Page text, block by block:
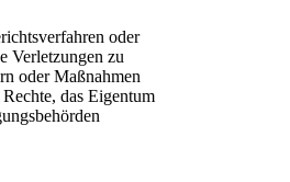
oder
Verletzungen zu
oder Maßnahmen
das Eigentum